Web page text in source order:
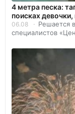
4 метра песка:
поисках
06.08
Решается
специалистов